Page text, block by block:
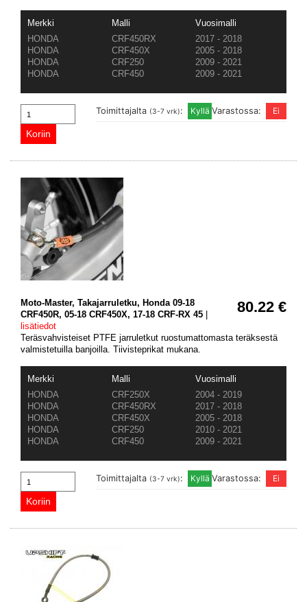
Merkki Malli
Vuosimalli
HONDA
CRF450RX
2017 - 2018
HONDA
CRF450X
2005 - 2018
HONDA
CRF250
2009 - 2021
HONDA
CRF450 2009 - 2021
Varastossa:
Toimittajalta (3-7 vrk):
80.22 €
Moto-Master, Takajarruletku, Honda 09-18
CRF450R, 05-18 CRF450X, 17-18 CRF-RX 45
lisätiedot
Teräsvahvisteiset PTFE jarruletkut ruostumattomasta teräksestä
valmistetuilla banjoilla. Tiivisteprikat mukana.
Merkki Malli
Vuosimalli
HONDA
CRF250X
2004 - 2019
HONDA
CRF450RX
2017 - 2018
HONDA
CRF450X
2005 - 2018
HONDA
CRF250
2010 - 2021
HONDA
CRF450 2009 - 2021
Varastossa:
Toimittajalta (3-7 vrk):